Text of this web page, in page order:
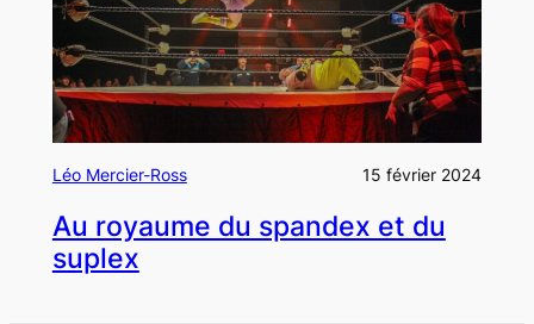
Léo Mercier-Ross 15 février 2024
Au royaume du spandex et du
suplex